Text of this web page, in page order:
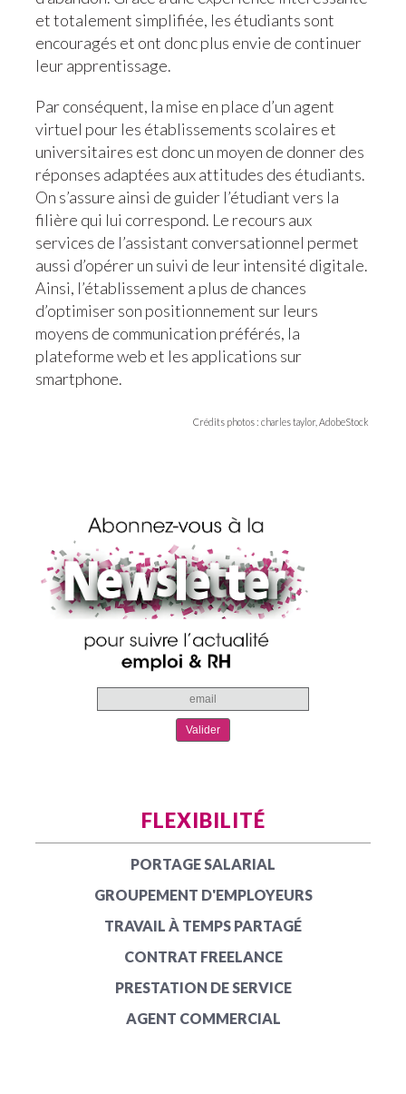
et totalement simplifiée, les étudiants sont
encouragés et ont donc plus envie de continuer
leur apprentissage.
Par conséquent, la mise en place d’un agent
virtuel pour les établissements scolaires et
universitaires est donc un moyen de donner des
réponses adaptées aux attitudes des étudiants.
On s’assure ainsi de guider l’étudiant vers la
filière qui lui correspond. Le recours aux
services de l’assistant conversationnel permet
aussi d’opérer un suivi de leur intensité digitale.
Ainsi, l’établissement a plus de chances
d’optimiser son positionnement sur leurs
moyens de communication préférés, la
plateforme web et les applications sur
smartphone.
Crédits photos : charles taylor, AdobeStock
FLEXIBILITÉ
PORTAGE SALARIAL
GROUPEMENT D'EMPLOYEURS
TRAVAIL À TEMPS PARTAGÉ
CONTRAT FREELANCE
PRESTATION DE SERVICE
AGENT COMMERCIAL